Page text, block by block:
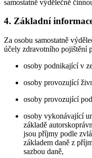
samostatně výdělečně
4. Základní
Za osobu samostatně
účely zdravotního pojištění
osoby podnikající v
osoby provozující
osoby provozující
osoby vykonávající
základě
jsou příjmy podle
základem daně z
sazbou daně,